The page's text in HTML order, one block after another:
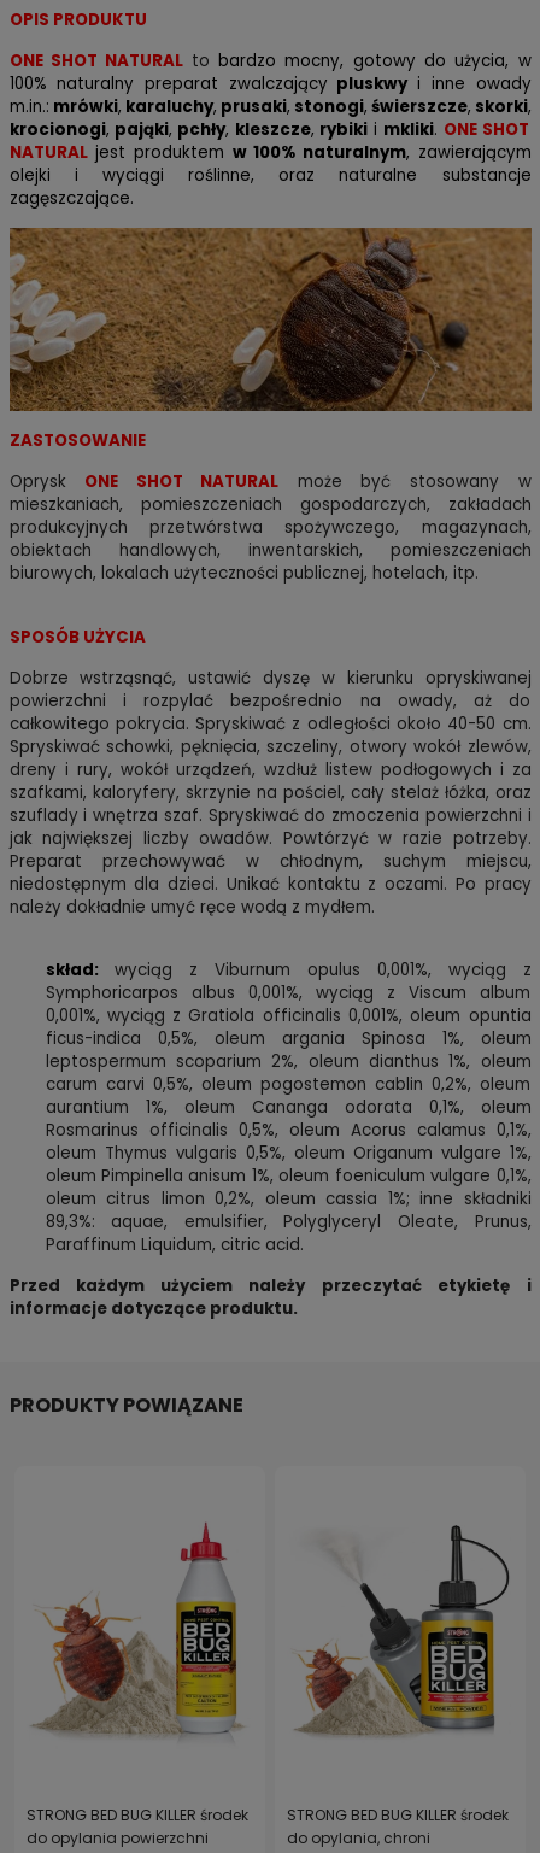
OPIS PRODUKTU
ONE SHOT NATURAL to bardzo mocny, gotowy do użycia, w
100% naturalny preparat zwalczający pluskwyi inne owady
m.in.: mrówki, karaluchy, prusaki, stonogi, świerszcze, skorki,
krocionogi, pająki, pchły, kleszcze, rybikii mkliki. ONE SHOT
NATURALjest produktem w 100% naturalnym, zawierającym
olejki i wyciągi roślinne, oraz naturalne substancje
zagęszczające.
ZASTOSOWANIE
Oprysk ONE SHOT NATURAL może być stosowany w
mieszkaniach, pomieszczeniach gospodarczych, zakładach
produkcyjnych przetwórstwa spożywczego, magazynach,
obiektach handlowych, inwentarskich, pomieszczeniach
biurowych, lokalach użyteczności publicznej, hotelach, itp.
SPOSÓB UŻYCIA
Dobrze wstrząsnąć, ustawić dyszę w kierunku opryskiwanej
powierzchni i rozpylać bezpośrednio na owady, aż do
całkowitego pokrycia. Spryskiwać z odległości około 40-50 cm.
Spryskiwać schowki, pęknięcia, szczeliny, otwory wokół zlewów,
dreny i rury, wokół urządzeń, wzdłuż listew podłogowych i za
szafkami, kaloryfery, skrzynie na pościel, cały stelaż łóżka, oraz
szuflady i wnętrza szaf. Spryskiwać do zmoczenia powierzchni i
jak największej liczby owadów. Powtórzyć w razie potrzeby.
Preparat przechowywać w chłodnym, suchym miejscu,
niedostępnym dla dzieci. Unikać kontaktu z oczami. Po pracy
należy dokładnie umyć ręce wodą z mydłem.
skład: wyciąg z Viburnum opulus 0,001%, wyciąg z
Symphoricarpos albus 0,001%, wyciąg z Viscum album
0,001%, wyciąg z Gratiola officinalis 0,001%, oleum opuntia
ficus-indica 0,5%, oleum argania Spinosa 1%, oleum
leptospermum scoparium 2%, oleum dianthus 1%, oleum
carum carvi 0,5%, oleum pogostemon cablin 0,2%, oleum
aurantium 1%, oleum Cananga odorata 0,1%, oleum
Rosmarinus officinalis 0,5%, oleum Acorus calamus 0,1%,
oleum Thymus vulgaris 0,5%, oleum Origanum vulgare 1%,
oleum Pimpinella anisum 1%, oleum foeniculum vulgare 0,1%,
oleum citrus limon 0,2%, oleum cassia 1%; inne składniki
89,3%: aquae, emulsifier, Polyglyceryl Oleate, Prunus,
Paraffinum Liquidum, citric acid.
Przed każdym użyciem należy przeczytać etykietę i
informacje dotyczące produktu.
PRODUKTY POWIĄZANE
STRONG BED BUG KILLER środek
do opylania powierzchni
STRONG BED BUG KILLER środek
do opylania, chroni